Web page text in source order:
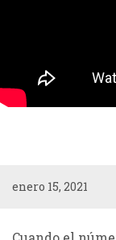
enero 15, 2021